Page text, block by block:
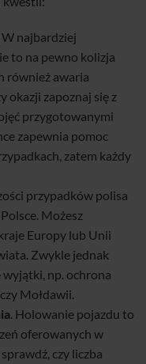
W najbardziej
to na pewno kolizja
również awaria
okazji zapoznaj się z
przygotowanymi
zapewnia pomoc
zatem każdy
przypadków polisa
Możesz
Europy lub Unii
Zwykle jednak
np. ochrona
Mołdawii.
. Holowanie pojazdu to
oferowanych w
czy liczba